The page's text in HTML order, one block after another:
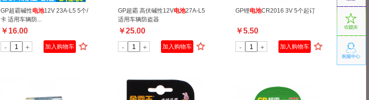
GP超霸碱性电池12V 23A-L5 5个/
卡 适用车辆防...
￥16.00
- + 加入购物车
GP超霸 高伏碱性12V电池27A-L5
适用车辆防盗器
￥25.00
- + 加入购物车
GP锂电池 CR2016 3V 5个起订
￥5.50
- + 加入购物车